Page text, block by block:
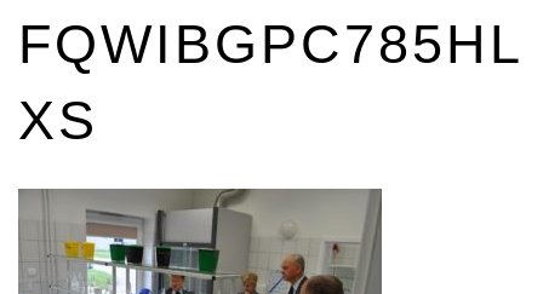
FQWIBGPC785HL
XS